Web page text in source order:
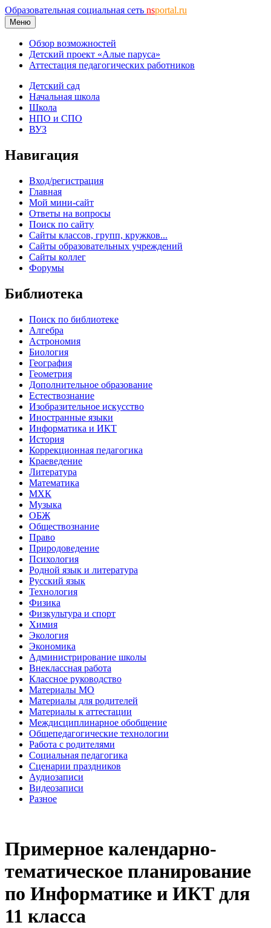
Образовательная социальная сеть nsportal.ru
Меню
Обзор возможностей
Детский проект «Алые паруса»
Аттестация педагогических работников
Детский сад
Начальная школа
Школа
НПО и СПО
ВУЗ
Навигация
Вход/регистрация
Главная
Мой мини-сайт
Ответы на вопросы
Поиск по сайту
Сайты классов, групп, кружков...
Сайты образовательных учреждений
Сайты коллег
Форумы
Библиотека
Поиск по библиотеке
Алгебра
Астрономия
Биология
География
Геометрия
Дополнительное образование
Естествознание
Изобразительное искусство
Иностранные языки
Информатика и ИКТ
История
Коррекционная педагогика
Краеведение
Литература
Математика
МХК
Музыка
ОБЖ
Обществознание
Право
Природоведение
Психология
Родной язык и литература
Русский язык
Технология
Физика
Физкультура и спорт
Химия
Экология
Экономика
Администрирование школы
Внеклассная работа
Классное руководство
Материалы МО
Материалы для родителей
Материалы к аттестации
Междисциплинарное обобщение
Общепедагогические технологии
Работа с родителями
Социальная педагогика
Сценарии праздников
Аудиозаписи
Видеозаписи
Разное
Примерное календарно-
тематическое планирование
по Информатике и ИКТ для
11 класса